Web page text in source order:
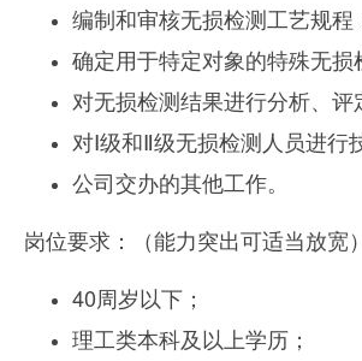
编制和审核无损检测工艺规程
确定用于特定对象的特殊无损
对无损检测结果进行分析、评
对Ⅰ级和Ⅱ级无损检测人员进行
公司交办的其他工作。
岗位要求：
（能力突出可适当放宽）
40周岁以下；
理工类本科及以上学历；